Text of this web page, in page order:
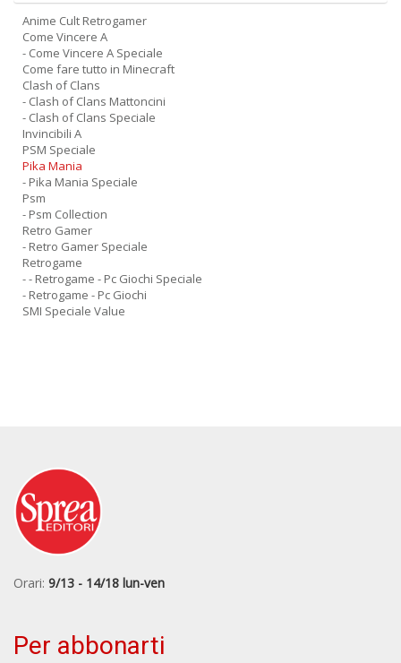
Anime Cult Retrogamer
Come Vincere A
- Come Vincere A Speciale
Come fare tutto in Minecraft
Clash of Clans
- Clash of Clans Mattoncini
- Clash of Clans Speciale
Invincibili A
PSM Speciale
Pika Mania
- Pika Mania Speciale
Psm
- Psm Collection
Retro Gamer
- Retro Gamer Speciale
Retrogame
- - Retrogame - Pc Giochi Speciale
- Retrogame - Pc Giochi
SMI Speciale Value
Orari: 9/13 - 14/18 lun-ven
Per abbonarti